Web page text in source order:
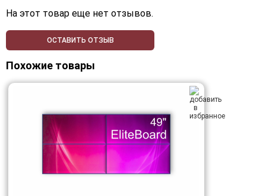
На этот товар еще нет отзывов.
ОСТАВИТЬ ОТЗЫВ
Похожие товары